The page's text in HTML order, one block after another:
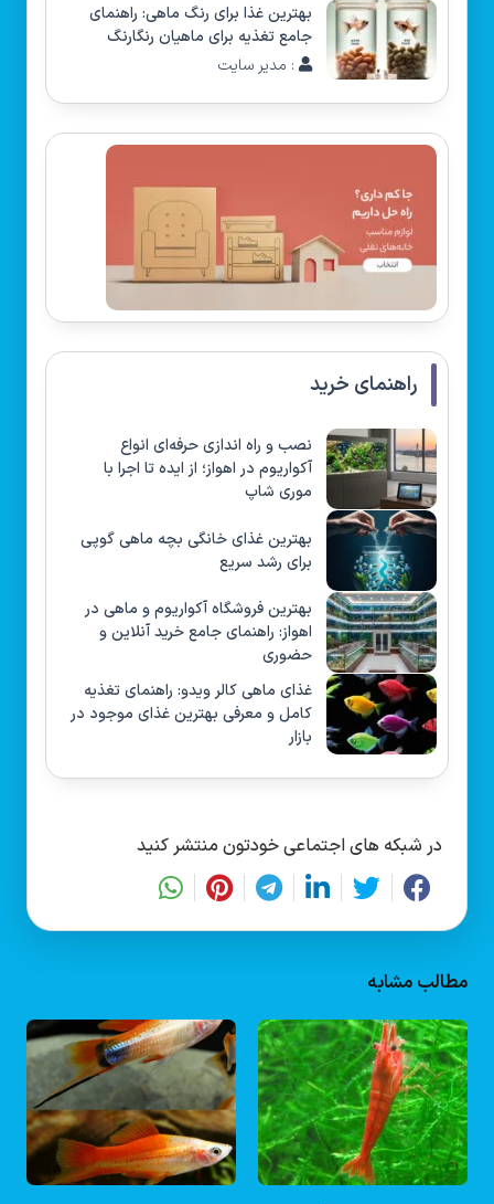
بهترین غذا برای رنگ ماهی: راهنمای
جامع تغذیه برای ماهیان رنگارنگ
: مدیر سایت
راهنمای خرید
نصب و راه‌ اندازی حرفه‌ای انواع
آکواریوم در اهواز؛ از ایده تا اجرا با
موری شاپ
بهترین غذای خانگی بچه ماهی گوپی
برای رشد سریع
بهترین فروشگاه آکواریوم و ماهی در
اهواز: راهنمای جامع خرید آنلاین و
حضوری
غذای ماهی کالر ویدو: راهنمای تغذیه
کامل و معرفی بهترین غذای موجود در
بازار
در شبکه های اجتماعی خودتون منتشر کنید
مطالب مشابه